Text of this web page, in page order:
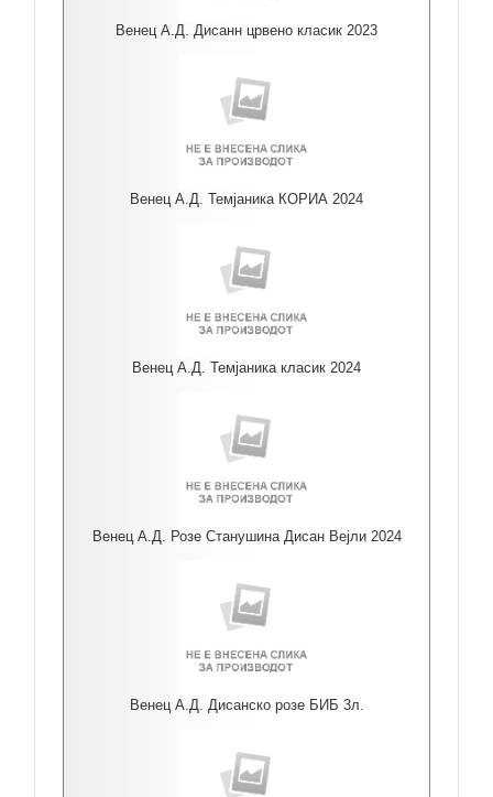
Венец А.Д. Дисанн црвено класик 2023
Венец А.Д. Темјаника КОРИА 2024
Венец А.Д. Темјаника класик 2024
Венец А.Д. Розе Станушина Дисан Вејли 2024
Венец А.Д. Дисанско розе БИБ 3л.